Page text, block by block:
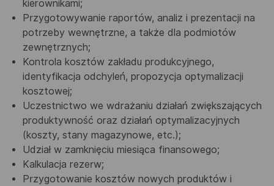
kierownikami;
Przygotowywanie raportów, analiz i prezentacji na
potrzeby wewnętrzne, a także dla podmiotów
zewnętrznych;
Kontrola kosztów zakładu produkcyjnego,
identyfikacja odchyleń, propozycja optymalizacji
kosztowej;
Uczestnictwo we wdrażaniu działań zwiększających
produktywność oraz działań optymalizacyjnych
(koszty, stany magazynowe, etc.);
Udział w zamknięciu miesiąca finansowego;
Kalkulacja rezerw;
Przygotowanie kosztów nowych produktów i